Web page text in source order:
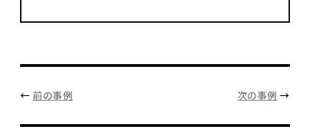
← 前の事例 次の事例 →